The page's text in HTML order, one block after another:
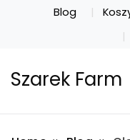
Blog
Szarek Farm